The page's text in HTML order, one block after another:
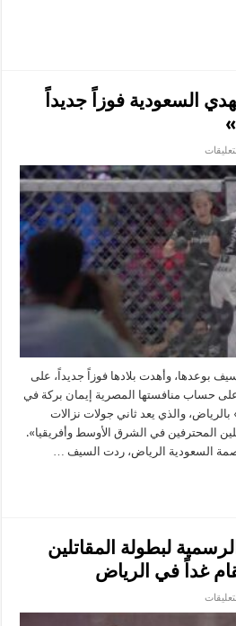
السعودية فوزاً جديداً
تفي
بوعدها
وتهدي
السعودية
فوزاً
جديداً
في
«الفنون
القتالية»
مغلقة
بوعدها، وأهدت بلادها فوزاً جديداً، على
على حساب منافستها المصرية إيمان بركة في
والذي يعد ثاني جولات نزالات
المحترفين في الشرق الأوسط وأفريقيا».
السعودية الرياض، ردت السيف …
لبطولة المقاتلين
غداً في الرياض